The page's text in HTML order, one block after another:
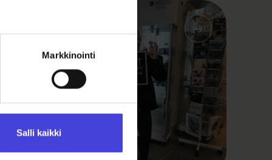
Markkinointi
Salli kaikki